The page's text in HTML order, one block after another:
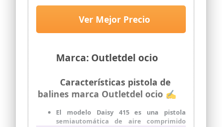
23054/29318/13275
Marca: Outletdel ocio
Ver Mejor Precio
Características pistola de
balines marca Outletdel ocio ✍
El modelo Daisy 415 es una pistola
semiautomática de aire comprimido